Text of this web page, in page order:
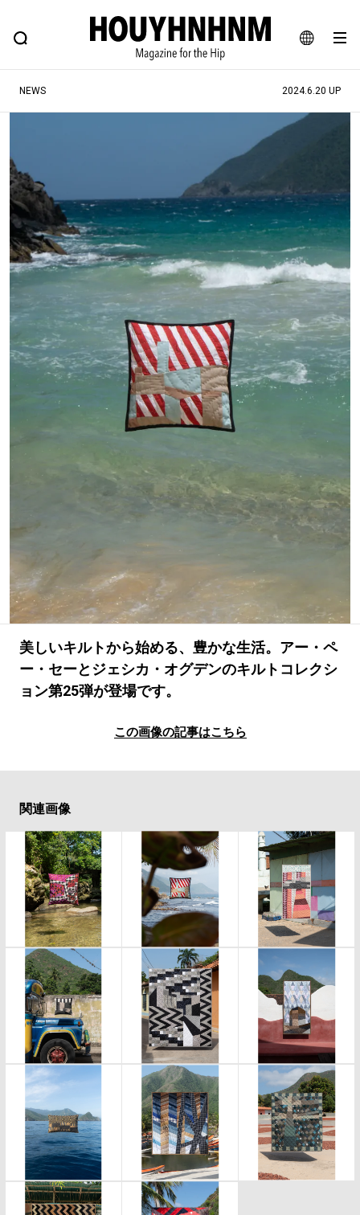
JA
EN
FEATURE BLOG SNAP
ヒップなファッション、カルチャー、ライフスタイルWEBマガジン
#憧れの逸品
#ESSENTIAL DESIGNS #古着サミット
#NEW VINTAGE #マイナーグッド図鑑
#路地裏てぃーん。 #MONTHLY JOURNAL
#GH 銘品の所以 #フイナムのYouTube
#Commune H #FOCUS IT
#ととけん #FASHION #MUSIC #MOVIE
#LIFESTYLE #SNEAKER #OUTDOOR
#SPORTS #HANDSOME HANDBOOK
NEWS 2024.6.20 UP
美しいキルトから始める、豊かな生活。アー・ペ
ー・セーとジェシカ・オグデンのキルトコレクシ
ョン第25弾が登場です。
この画像の記事はこちら
関連画像